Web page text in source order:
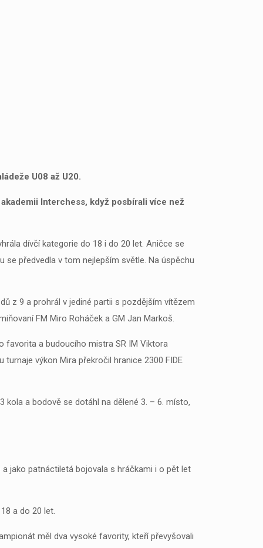
U08 až U20.
Interchess, když posbírali více než
dívčí kategorie do 18 i do 20 let. Aničce se
předvedla v tom nejlepším světle. Na úspěchu
z 9 a prohrál v jediné partii s pozdějším vítězem
FM Miro Roháček a GM Jan Markoš.
favorita a budoucího mistra SR IM Viktora
výkon Mira překročil hranice 2300 FIDE
kola a bodově se dotáhl na dělené 3. – 6. místo,
jako patnáctiletá bojovala s hráčkami i o pět let
a do 20 let.
měl dva vysoké favority, kteří převyšovali